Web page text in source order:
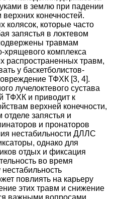
в землю при падении
конечностей.
колясок, которые часто
запястья в локтевом
травмам
хрящевого комплекса
распространенных травм,
у баскетболистов-
ТФХК [3, 4].
лучелоктевого сустава
ТФХК и приводит к
верхней конечности,
отделе запястья и
и пронаторов
нестабильности ДЛЛС
однако для
отдых и фиксация
во время
повлиять на карьеру
этих травм и снижение
важными вопросами